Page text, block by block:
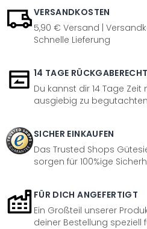
VERSANDKOSTEN
5,90 € Versand |
Schnelle Lieferung
14 TAGE RÜCKGABERECHT
Du kannst dir 14 Tage Zeit
ausgiebig zu
SICHER EINKAUFEN
Das Trusted Shops
sorgen für 100%ige
FÜR DICH ANGEFERTIGT
Ein Großteil unserer
deiner Bestellung speziell